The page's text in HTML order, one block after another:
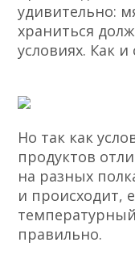
удивительно:
храниться
условиях. Как
Но так как
продуктов
на разных
и происходит,
правильно.